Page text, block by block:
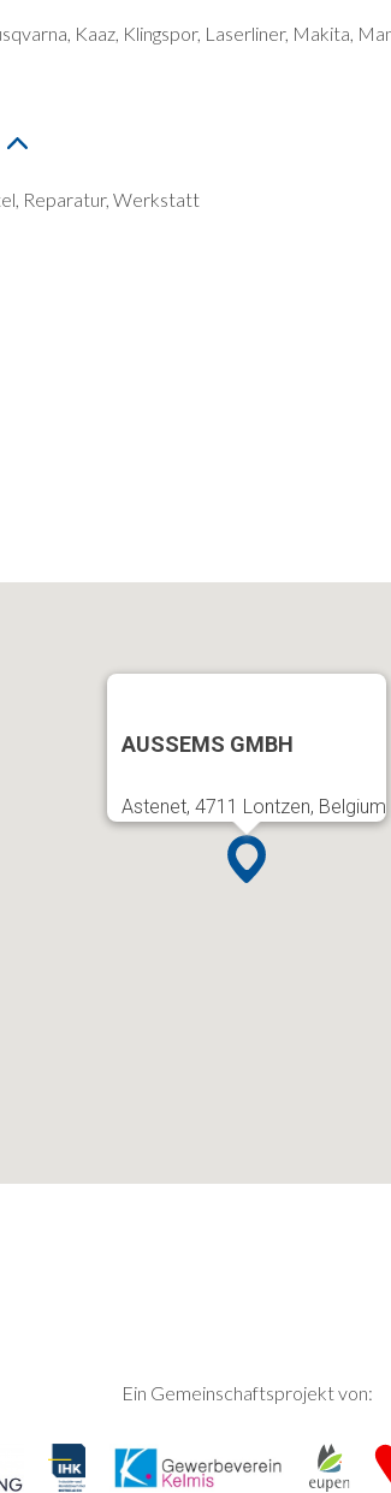
Kaaz, Klingspor, Laserliner, Makita,
Reparatur, Werkstatt
AUSSEMS GMBH
Astenet, 4711 Lontzen, Belgium
Ein Gemeinschaftsprojekt von: